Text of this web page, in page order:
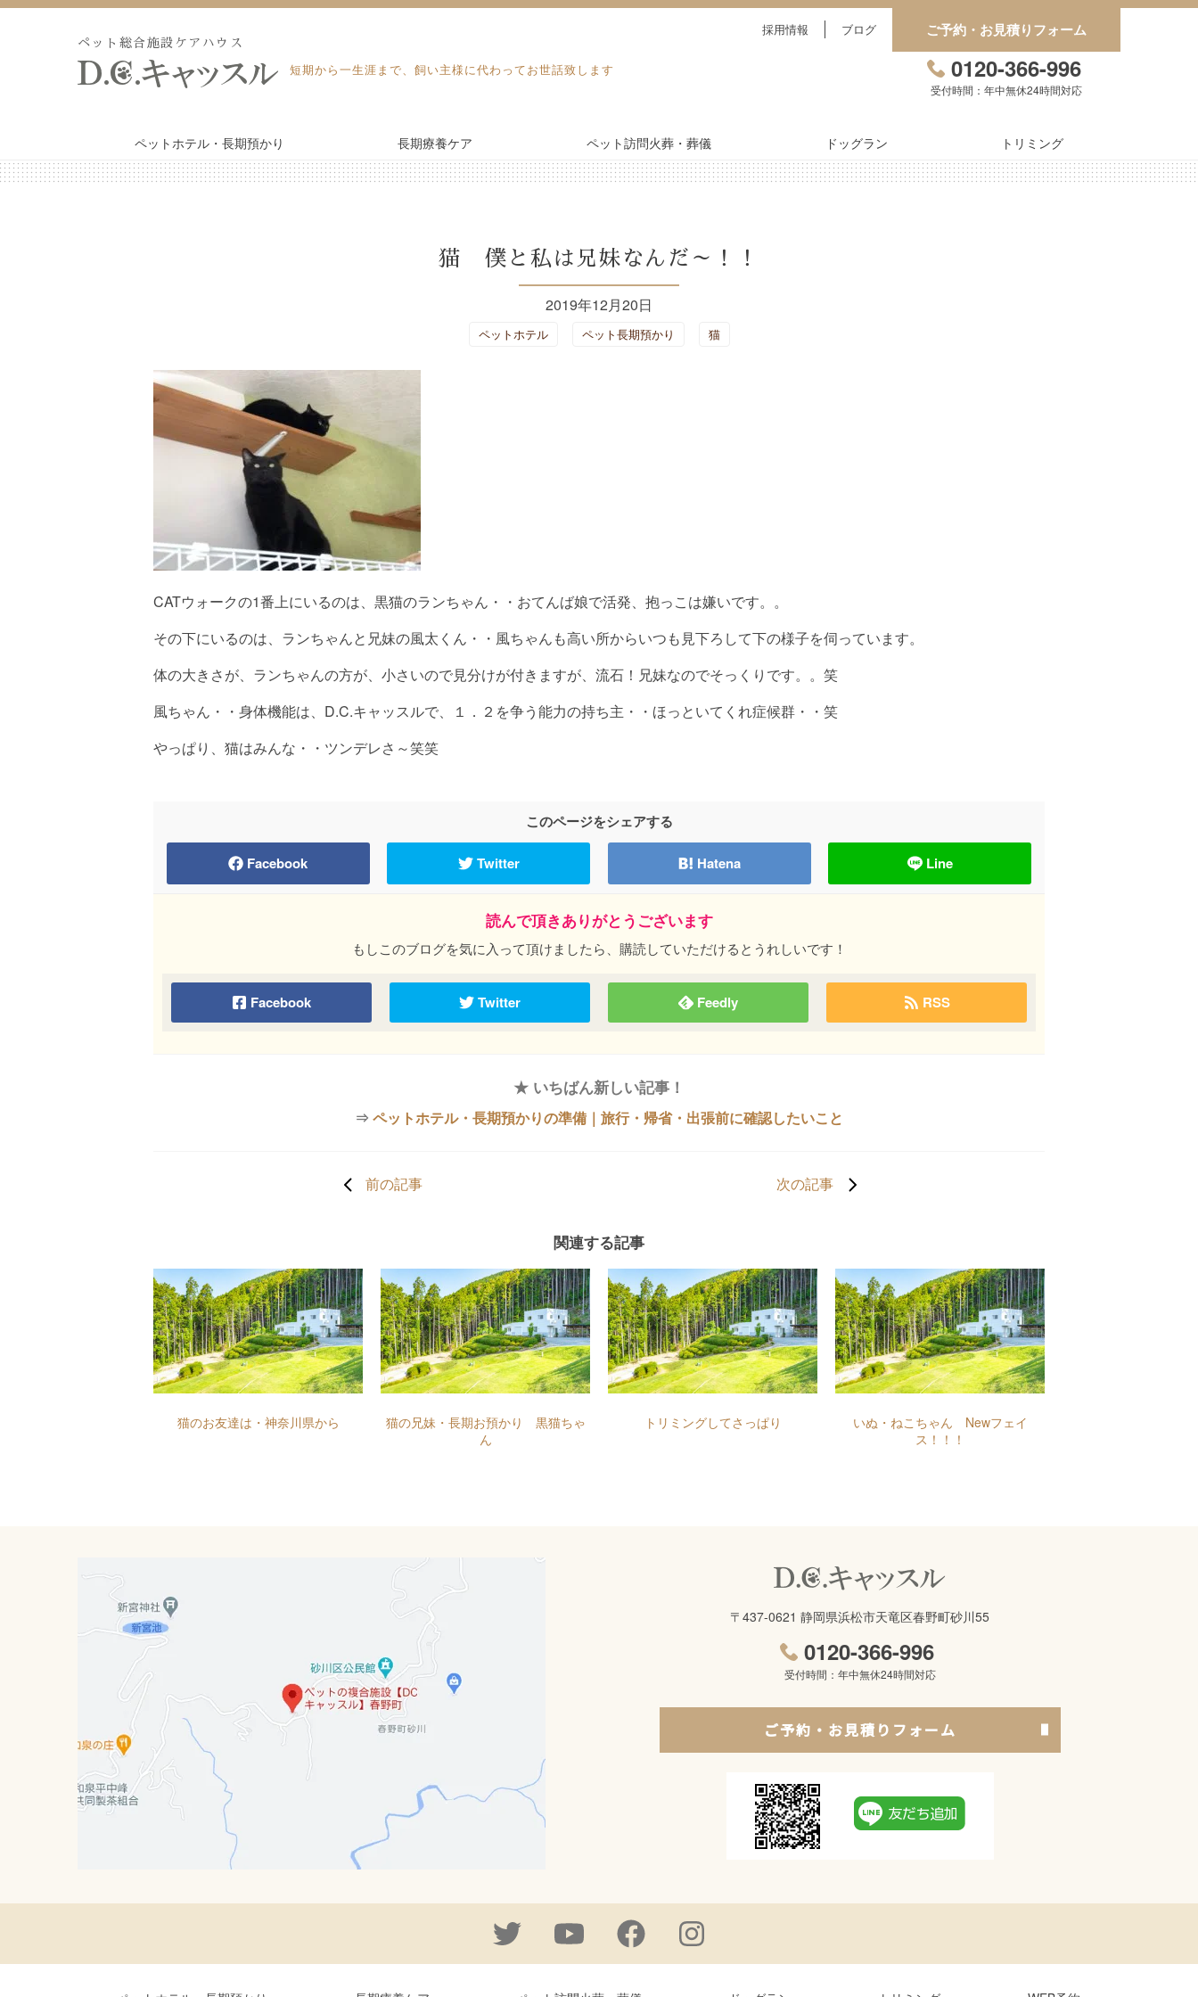
Skip
ペット総合施設ケアハウス
短期から一生涯まで、飼い主様に代わってお世話致します
採用情報 ブログ ご予約・お見積りフォーム
0120-366-996
受付時間：年中無休24時間対応
ペットホテル・長期預かり 長期療養ケア ペット訪問火葬・葬儀 ドッグラン トリミング
長期療養ケア
ドッグラン
施設紹介
よくあるご質問
猫 僕と私は兄妹なんだ～！！
2019年12月20日
ペットホテル ペット長期預かり 猫
CATウォークの1番上にいるのは、黒猫のランちゃん・・おてんば娘で活発、抱っこは嫌いです。。
その下にいるのは、ランちゃんと兄妹の風太くん・・風ちゃんも高い所からいつも見下ろして下の様子を伺っています。
体の大きさが、ランちゃんの方が、小さいので見分けが付きますが、流石！兄妹なのでそっくりです。。笑
風ちゃん・・身体機能は、D.C.キャッスルで、１．２を争う能力の持ち主・・ほっといてくれ症候群・・笑
やっぱり、猫はみんな・・ツンデレさ～笑笑
このページをシェアする
Facebook Twitter Hatena Line
読んで頂きありがとうございます
もしこのブログを気に入って頂けましたら、購読していただけるとうれしいです！
Facebook Twitter Feedly RSS
★ いちばん新しい記事！
⇒ ペットホテル・長期預かりの準備｜旅行・帰省・出張前に確認したいこと
前の記事 次の記事
関連する記事
猫のお友達は・神奈川県から
猫の兄妹・長期お預かり 黒猫ちゃ
ん
トリミングしてさっぱり
いぬ・ねこちゃん Newフェイ
ス！！！
〒437-0621 静岡県浜松市天竜区春野町砂川55
0120-366-996
受付時間：年中無休24時間対応
ご予約・お見積りフォーム